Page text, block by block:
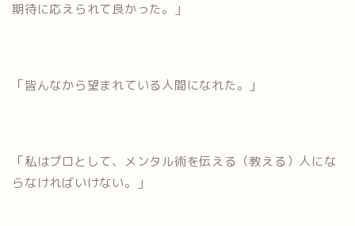
期待に応えられて良かった。」
「皆んなから望まれている人間になれた。」
「私はプロとして、メンタル術を伝える（教える）人にな
らなければいけない。」